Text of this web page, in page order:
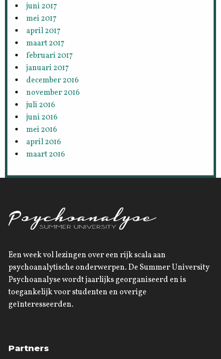
juni 2017
mei 2017
april 2017
maart 2017
februari 2017
januari 2017
december 2016
november 2016
juli 2016
juni 2016
mei 2016
april 2016
maart 2016
Een week vol lezingen over een rijk scala aan
psychoanalytische onderwerpen. De Summer University
Psychoanalyse wordt jaarlijks georganiseerd en is
toegankelijk voor studenten en overige
geïnteresseerden.
Partners